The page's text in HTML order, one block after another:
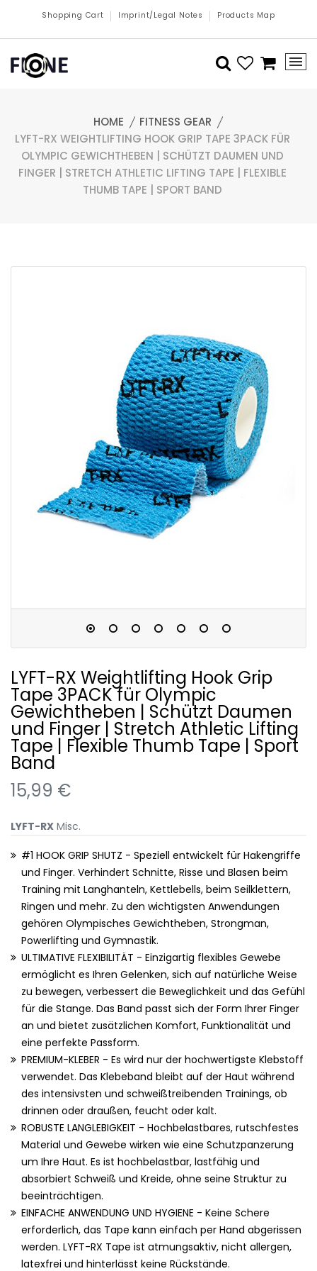
Shopping Cart Imprint/Legal Notes Products Map
HOME
FITNESS GEAR
LYFT-RX WEIGHTLIFTING HOOK GRIP TAPE 3PACK FÜR
OLYMPIC GEWICHTHEBEN | SCHÜTZT DAUMEN UND
FINGER | STRETCH ATHLETIC LIFTING TAPE | FLEXIBLE
THUMB TAPE | SPORT BAND
LYFT-RX Weightlifting Hook Grip
Tape 3PACK für Olympic
Gewichtheben | Schützt Daumen
und Finger | Stretch Athletic Lifting
Tape | Flexible Thumb Tape | Sport
Band
15,99 €
LYFT-RX Misc.
#1 HOOK GRIP SHUTZ - Speziell entwickelt für Hakengriffe
und Finger. Verhindert Schnitte, Risse und Blasen beim
Training mit Langhanteln, Kettlebells, beim Seilklettern,
Ringen und mehr. Zu den wichtigsten Anwendungen
gehören Olympisches Gewichtheben, Strongman,
Powerlifting und Gymnastik.
ULTIMATIVE FLEXIBILITÄT - Einzigartig flexibles Gewebe
ermöglicht es Ihren Gelenken, sich auf natürliche Weise
zu bewegen, verbessert die Beweglichkeit und das Gefühl
für die Stange. Das Band passt sich der Form Ihrer Finger
an und bietet zusätzlichen Komfort, Funktionalität und
eine perfekte Passform.
PREMIUM-KLEBER - Es wird nur der hochwertigste Klebstoff
verwendet. Das Klebeband bleibt auf der Haut während
des intensivsten und schweißtreibenden Trainings, ob
drinnen oder draußen, feucht oder kalt.
ROBUSTE LANGLEBIGKEIT - Hochbelastbares, rutschfestes
Material und Gewebe wirken wie eine Schutzpanzerung
um Ihre Haut. Es ist hochbelastbar, lastfähig und
absorbiert Schweiß und Kreide, ohne seine Struktur zu
beeinträchtigen.
EINFACHE ANWENDUNG UND HYGIENE - Keine Schere
erforderlich, das Tape kann einfach per Hand abgerissen
werden. LYFT-RX Tape ist atmungsaktiv, nicht allergen,
latexfrei und hinterlässt keine Rückstände.